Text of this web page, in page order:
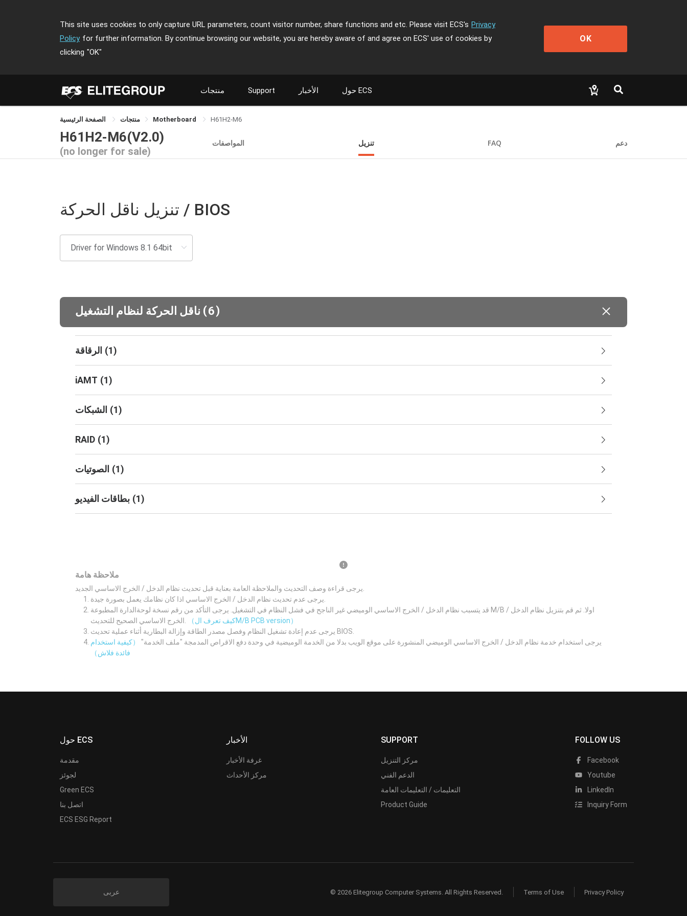
This site uses cookies to only capture URL parameters, count visitor number, share functions and etc. Please visit ECS's Privacy
Policy for further information. By continue browsing our website, you are hereby aware of and agree on ECS' use of cookies by
clicking "OK"
OK
منتجات Support الأخبار حول ECS
منتجات Motherboard H61H2-M6
H61H2-M6(V2.0)
(no longer for sale)
المواصفات تنزيل FAQ دعم
تنزيل ناقل الحركة / BIOS
(6)
الرقاقة (1)
iAMT (1)
الشبكات (1)
RAID (1)
الصوتيات (1)
بطاقات الفيديو (1)
ملاحظة هامة
قد يتسبب نظام الدخل / الخرج الاساسي الوميضي غير الناجح في فشل النظام في التشغيل. يرجى التأكد من رقم نسخة لوحةالدارة المطبوعة M/B اولا. ثم قم بتنزيل نظام الدخل /
（كيف تعرف الM/B PCB version）
يرجى عدم إعادة تشغيل النظام وفصل مصدر الطاقة وإزالة البطارية أثناء عملية تحديث BIOS.
يرجى استخدام خدمة نظام الدخل / الخرج الاساسي الوميضي المنشورة على موقع الويب بدلا من الخدمة الوميضية في وحدة دفع الاقراص المدمجة "ملف الخدمة"
（كيفية استخدام
فائدة فلاش）
حول ECS
مقدمة
لجوئز
Green ECS
اتصل بنا
ECS ESG Report
الأخبار
غرفة الأخبار
مركز الأحداث
SUPPORT
مركز التنزيل
الدعم الفني
التعليمات / التعليمات العامة
Product Guide
FOLLOW US
Facebook
Youtube
LinkedIn
Inquiry Form
عربى © 2026 Elitegroup Computer Systems. All Rights Reserved. Terms of Use Privacy Policy